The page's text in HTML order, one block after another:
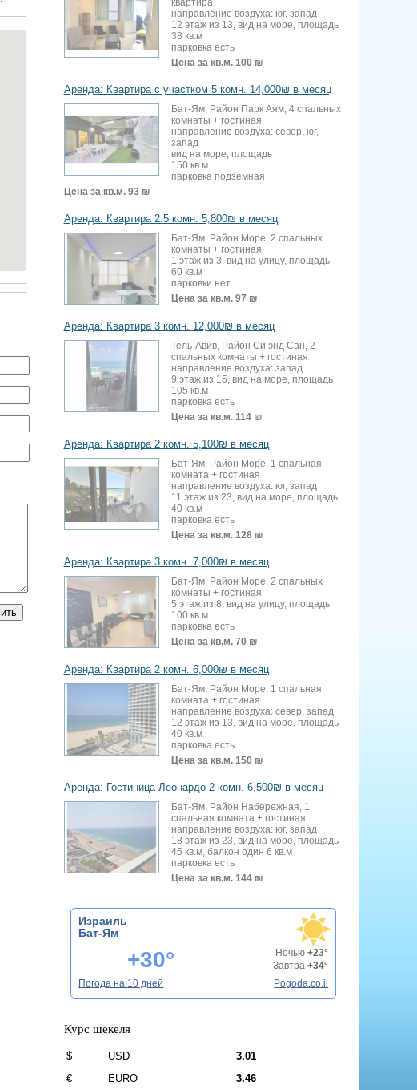
квартира
направление воздуха: юг, запад
12 этаж из 13, вид на море, площадь
38 кв.м
парковка есть
Цена за кв.м. 100 ₪
Аренда: Квартира с участком 5 комн. 14,000₪ в месяц
Бат-Ям, Район Парк Аям, 4 спальных
комнаты + гостиная
направление воздуха: север, юг,
запад
вид на море, площадь
150 кв.м
парковка подземная
Цена за кв.м. 93 ₪
Аренда: Квартира 2.5 комн. 5,800₪ в месяц
Бат-Ям, Район Море, 2 спальных
комнаты + гостиная
1 этаж из 3, вид на улицу, площадь
60 кв.м
парковки нет
Цена за кв.м. 97 ₪
Аренда: Квартира 3 комн. 12,000₪ в месяц
Тель-Авив, Район Си энд Сан, 2
спальных комнаты + гостиная
направление воздуха: запад
9 этаж из 15, вид на море, площадь
105 кв.м
парковка есть
Цена за кв.м. 114 ₪
Аренда: Квартира 2 комн. 5,100₪ в месяц
Бат-Ям, Район Море, 1 спальная
комната + гостиная
направление воздуха: юг, запад
11 этаж из 23, вид на море, площадь
40 кв.м
парковка есть
Цена за кв.м. 128 ₪
Аренда: Квартира 3 комн. 7,000₪ в месяц
Бат-Ям, Район Море, 2 спальных
комнаты + гостиная
5 этаж из 8, вид на улицу, площадь
100 кв.м
парковка есть
Цена за кв.м. 70 ₪
Аренда: Квартира 2 комн. 6,000₪ в месяц
Бат-Ям, Район Море, 1 спальная
комната + гостиная
направление воздуха: север, запад
12 этаж из 13, вид на море, площадь
40 кв.м
парковка есть
Цена за кв.м. 150 ₪
Аренда: Гостиница Леонардо 2 комн. 6,500₪ в месяц
Бат-Ям, Район Набережная, 1
спальная комната + гостиная
направление воздуха: юг, запад
18 этаж из 23, вид на море, площадь
45 кв.м, балкон один 6 кв.м
парковка есть
Цена за кв.м. 144 ₪
Израиль
Бат-Ям
+30° Ночью+23°
Завтра+34°
Погода на 10 дней
Pogoda.co.il
Курс шекеля
$ USD
3.01
€
EURO 3.46